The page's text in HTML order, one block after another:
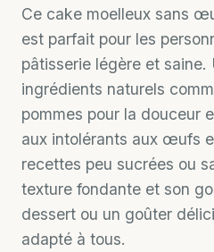
Ce cake moelleux sans
est parfait pour les
pâtisserie légère et saine.
ingrédients naturels
pommes pour la douceur
aux intolérants aux œufs
recettes peu sucrées ou
texture fondante et son
dessert ou un goûter
adapté à tous.